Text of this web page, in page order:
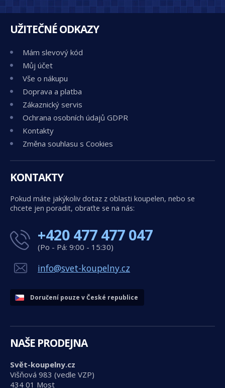
UŽITEČNÉ ODKAZY
Mám slevový kód
Můj účet
Vše o nákupu
Doprava a platba
Zákaznický servis
Ochrana osobních údajů GDPR
Kontakty
Změna souhlasu s Cookies
KONTAKTY
Pokud máte jakýkoliv dotaz z oblasti koupelen, nebo se
chcete jen poradit, obraťte se na nás:
+420 477 477 047
(Po - Pá: 9:00 - 15:30)
info@svet-koupelny.cz
Doručení pouze v České republice
NAŠE PRODEJNA
Svět-koupelny.cz
Višňová 983 (vedle VZP)
434 01 Most